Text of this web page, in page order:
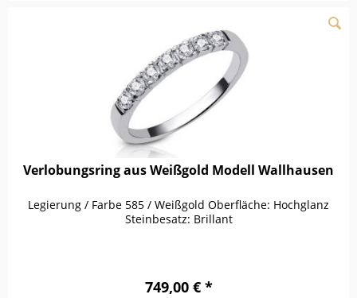
Verlobungsring aus Weißgold Modell Wallhausen
Legierung / Farbe 585 / Weißgold Oberfläche: Hochglanz
Steinbesatz: Brillant
749,00 € *